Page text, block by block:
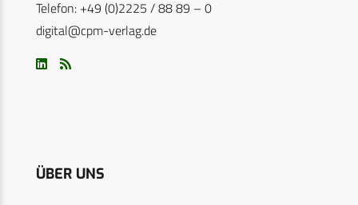
Telefon: +49 (0)2225 / 88 89 – 0
digital@cpm-verlag.de
ÜBER UNS